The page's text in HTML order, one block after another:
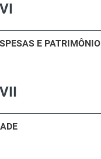
E PATRIMÔNIO